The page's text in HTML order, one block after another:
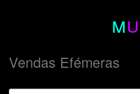
mu
Vendas Efémeras